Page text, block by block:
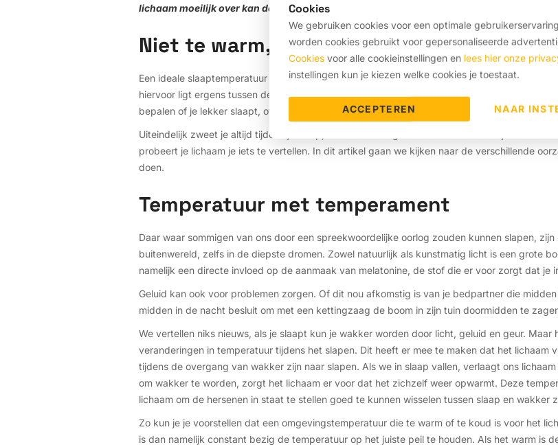
Cookies
We gebruiken cookies voor een optimale
worden cookies gebruikt voor gepersonaliseerde
Cookies voor alle cookieinstellingen en lees hier onze
instellingen kun je kiezen welke cookies je toestaat.
ACCEPTEREN NAAR
lichaam moeilijk over kan doen als het wil slapen is temperatuur. Niet te warm, niet te
Niet te warm, niet te koud
Een ideale slaaptemperatuur behouden is essentieel als je een nacht lekker lang wilt
hiervoor ligt ergens tussen de 16 en 20 graden Celsius. Maar daarmee is helaas nog niet
bepalen of je lekker slaapt, of juist wakker wordt in een plas vol zweet.
Uiteindelijk zweet je altijd tijdens je slaap, daar valt weinig aan te doen. Maar als je echt
probeert je lichaam je iets te vertellen. In dit artikel gaan we kijken naar de verschillende
doen.
Temperatuur met temperament
Daar waar sommigen van ons door een spreekwoordelijke oorlog zouden kunnen slapen,
buitenwereld, zelfs in de diepste dromen. Zowel natuurlijk als kunstmatig licht is een grote
namelijk een directe invloed op de aanmaak van melatonine, de stof die er voor zorgt dat je
Geluid kan ook voor problemen zorgen. Of dit nou afkomstig is van je bedpartner die
midden in de nacht besluit om met een kettingzaag de boom in zijn tuin doormidden te
We vertellen niks nieuws, als je slaapt kun je wakker worden door licht, geluid en geur.
veranderingen in temperatuur tijdens het slapen. Dit heeft er mee te maken dat het lichaam
tijdens de overgang van wakker zijn naar slapen. Als we in slaap vallen, verlaagt ons
om wakker te worden, zorgt het lichaam er voor dat het zichzelf weer opwarmt. Deze
lichaam om de hersenen in staat te stellen goed te kunnen wisselen tussen slaap en wakker
Zo kun je je voorstellen dat een omgevingstemperatuur die te warm of te koud is voor het
is dan namelijk constant bezig de temperatuur op het juiste peil te houden. Als het warm is